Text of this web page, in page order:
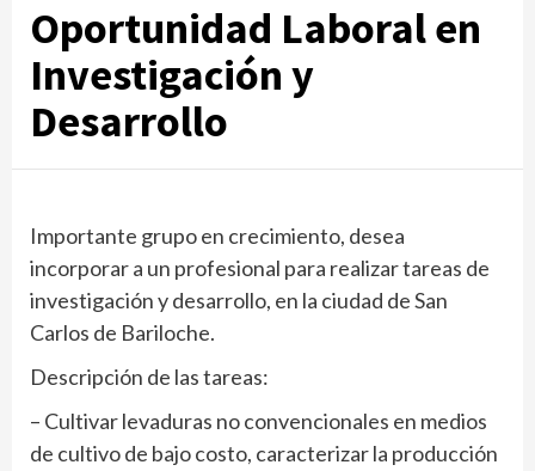
Oportunidad Laboral en
Investigación y
Desarrollo
Importante grupo en crecimiento, desea
incorporar a un profesional para realizar tareas de
investigación y desarrollo, en la ciudad de San
Carlos de Bariloche.
Descripción de las tareas:
– Cultivar levaduras no convencionales en medios
de cultivo de bajo costo, caracterizar la producción